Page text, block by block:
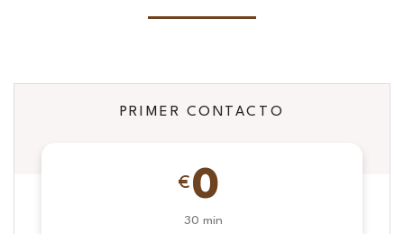
PRIMER CONTACTO
€ 0
30 min